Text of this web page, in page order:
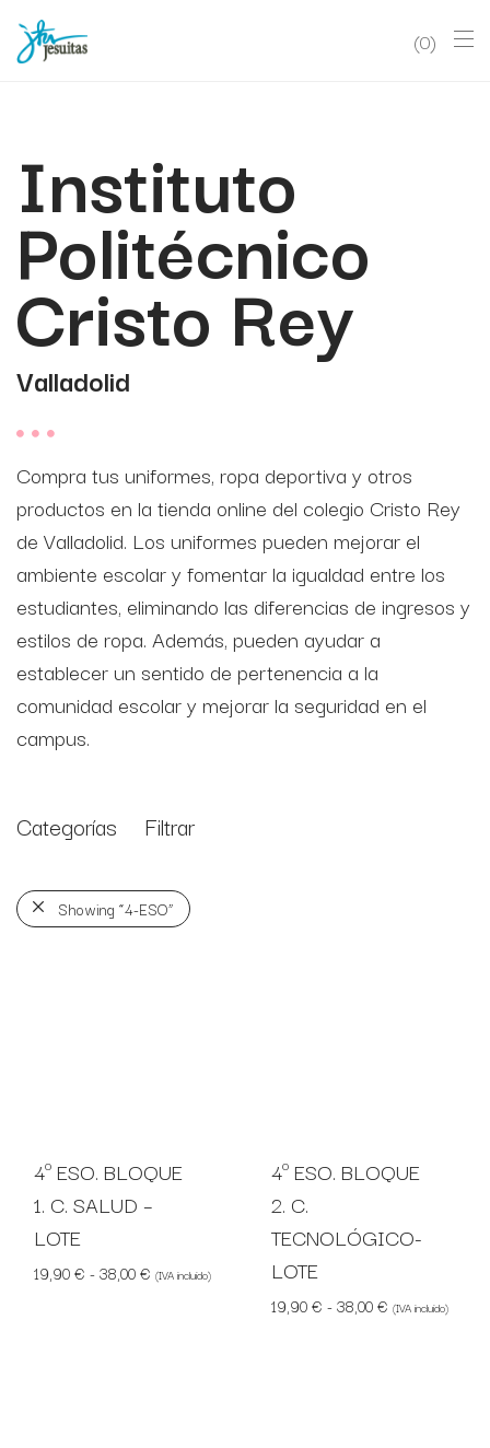
0
Instituto
Politécnico
Cristo Rey
Valladolid
Compra tus uniformes, ropa deportiva y otros
productos en la tienda online del colegio Cristo Rey
de Valladolid. Los uniformes pueden mejorar el
ambiente escolar y fomentar la igualdad entre los
estudiantes, eliminando las diferencias de ingresos y
estilos de ropa. Además, pueden ayudar a
establecer un sentido de pertenencia a la
comunidad escolar y mejorar la seguridad en el
campus.
Categorías Filtrar
Showing “4-ESO”
4º ESO. BLOQUE
1. C. SALUD –
LOTE
19,90€ -38,00€ Rango de precios: desde 19,90 € hasta 38,00 €
(IVA incluido)
4º ESO. BLOQUE
2. C.
TECNOLÓGICO-
LOTE
19,90€ -38,00€ Rango de
(IVA incluido)